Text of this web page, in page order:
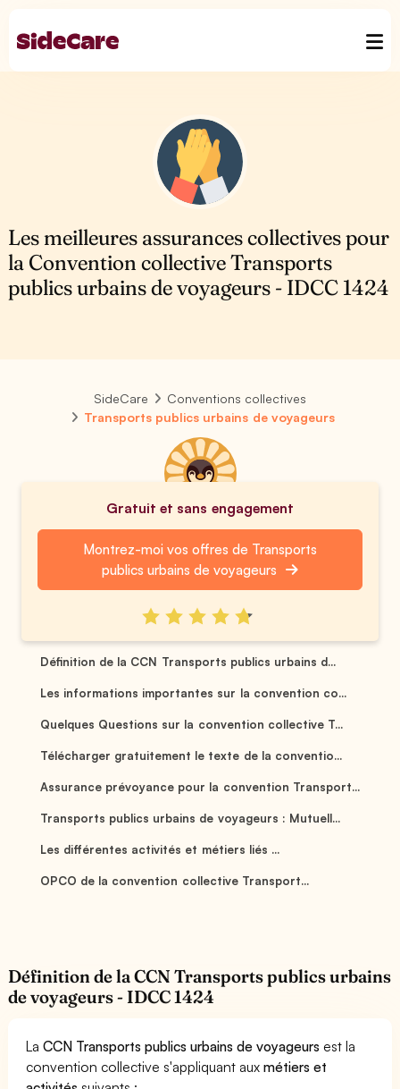
Les meilleures assurances collectives pour
la Convention collective Transports
publics urbains de voyageurs - IDCC 1424
SideCare
Conventions collectives
Transports publics urbains de voyageurs
Gratuit et sans engagement
Montrez-moi vos offres de Transports
publics urbains de voyageurs
Définition de la CCN Transports publics urbains d...
Les informations importantes sur la convention co...
Quelques Questions sur la convention collective T...
Télécharger gratuitement le texte de la conventio...
Assurance prévoyance pour la convention Transport...
Transports publics urbains de voyageurs : Mutuell...
Les différentes activités et métiers liés ...
OPCO de la convention collective Transport...
Définition de la CCN Transports publics urbains
de voyageurs - IDCC 1424
LaCCN Transports publics urbains de voyageurs est la
convention collective s'appliquant auxmétiers et